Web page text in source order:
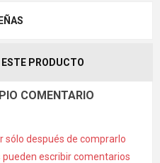
PRODUCTO
COMENTARIO
sólo después de comprarlo
escribir comentarios